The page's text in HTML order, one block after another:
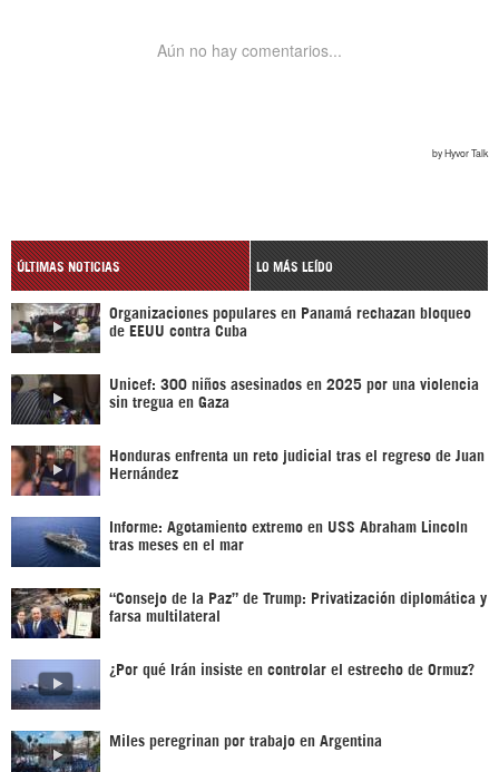
ÚLTIMAS NOTICIAS LO MÁS LEÍDO
Organizaciones populares en Panamá rechazan bloqueo
de EEUU contra Cuba
Unicef: 300 niños asesinados en 2025 por una violencia
sin tregua en Gaza
Honduras enfrenta un reto judicial tras el regreso de Juan
Hernández
Informe: Agotamiento extremo en USS Abraham Lincoln
tras meses en el mar
“Consejo de la Paz” de Trump: Privatización diplomática y
farsa multilateral
¿Por qué Irán insiste en controlar el estrecho de Ormuz?
Miles peregrinan por trabajo en Argentina